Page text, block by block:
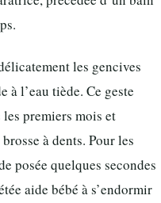
les gencives
à l’eau tiède. Ce geste
premiers mois et
à dents. Pour les
posée quelques secondes
aide bébé à s’endormir